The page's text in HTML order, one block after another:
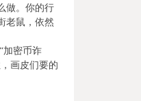
做。你的行
老鼠，依然
加密币诈
画皮们要的